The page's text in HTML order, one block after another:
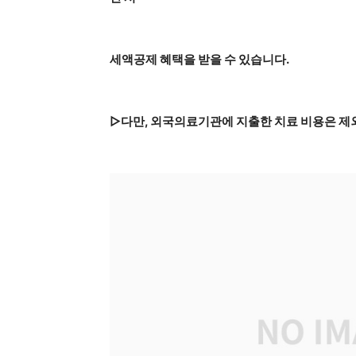
세액공제 혜택을 받을 수 있습니다.
▷다만, 외국의료기관에 지출한 치료 비용은 제